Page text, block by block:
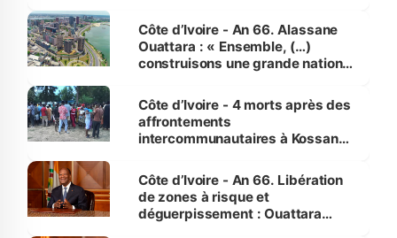
enfants
Côte d’Ivoire - An 66. Alassane
Ouattara : « Ensemble, (…)
construisons une grande nation
générations futures »
Côte d’Ivoire - 4 morts après des
affrontements
intercommunautaires à Kossandji
milieu des sinistrés
Côte d’Ivoire - An 66. Libération
de zones à risque et
déguerpissement : Ouattara